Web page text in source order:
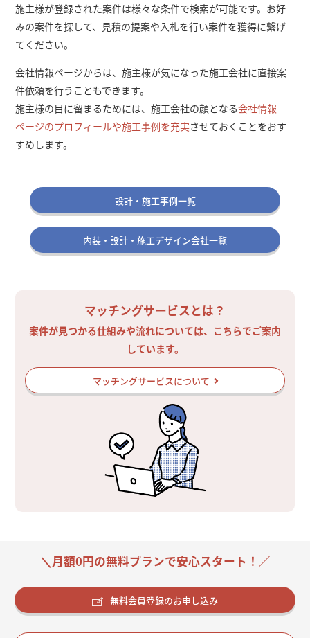
施主様が登録された案件は様々な条件で検索が可能です。お好
みの案件を探して、見積の提案や入札を行い案件を獲得に繋げ
てください。
会社情報ページからは、施主様が気になった施工会社に直接案
件依頼を行うこともできます。
施主様の目に留まるためには、施工会社の顔となる会社情報
ページのプロフィールや施工事例を充実させておくことをおす
すめします。
設計・施工事例一覧
内装・設計・施工デザイン会社一覧
マッチングサービスとは？
案件が見つかる仕組みや流れについては、こちらでご案内
しています。
マッチングサービスについて
＼月額0円の無料プランで安心スタート！／
無料会員登録のお申し込み